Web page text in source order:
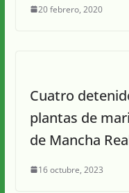
20 febrero, 2020
Cuatro
plantas de
de Mancha
16 octubre, 2023